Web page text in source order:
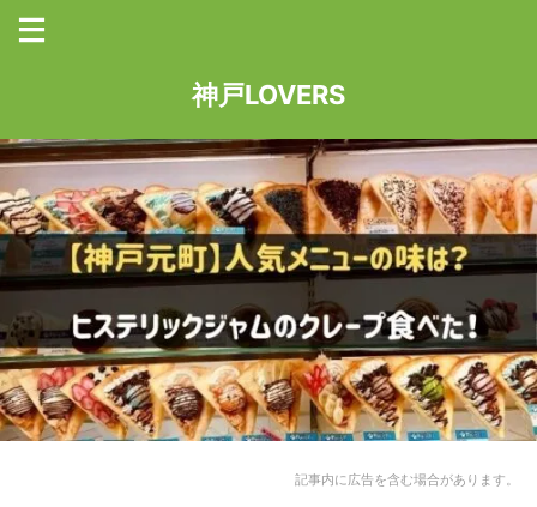
神戸LOVERS
記事内に広告を含む場合があります。